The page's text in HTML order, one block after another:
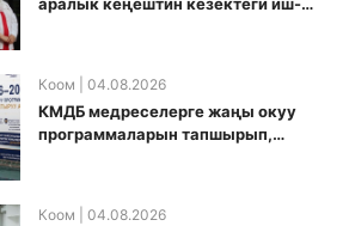
Коом | 04.08.2026
КМДБ медреселерге жаңы окуу
программаларын тапшырып,
Коом | 04.08.2026